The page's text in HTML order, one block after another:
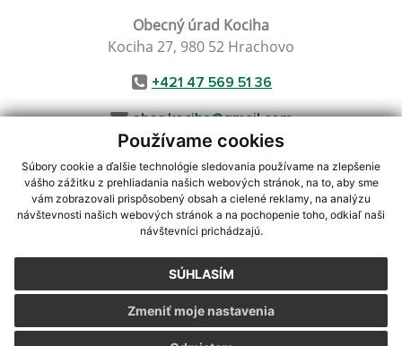
Používame cookies
Súbory cookie a ďalšie technológie sledovania používame na zlepšenie
vášho zážitku z prehliadania našich webových stránok, na to, aby sme
vám zobrazovali prispôsobený obsah a cielené reklamy, na analýzu
návštevnosti našich webových stránok a na pochopenie toho, odkiaľ naši
návštevníci prichádzajú.
SÚHLASÍM
Zmeniť moje nastavenia
Obecný úrad Kociha
Kociha 27, 980 52 Hrachovo
+421 47 569 51 36
obec.kociha@gmail.com
využite možnosť získavania aktuálnych informácií s využitím RSS
CMS systém (redakčný) systém ECHELON 2,Mapa stránok,web portál
webex.digital, s.r.o.,domény,registrácia domény
Posledná aktualizácia:28.07.2026
Vytlačiť stránku|Vyhlásenie o prístupnosti